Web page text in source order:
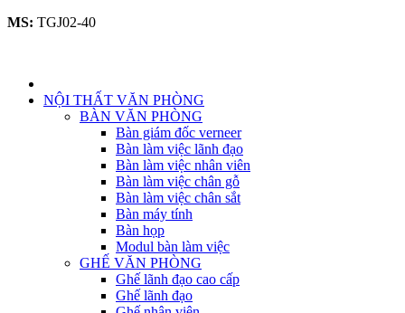
MS: TGJ02-40
NỘI THẤT VĂN PHÒNG
BÀN VĂN PHÒNG
Bàn giám đốc verneer
Bàn làm việc lãnh đạo
Bàn làm việc nhân viên
Bàn làm việc chân gỗ
Bàn làm việc chân sắt
Bàn máy tính
Bàn họp
Modul bàn làm việc
GHẾ VĂN PHÒNG
Ghế lãnh đạo cao cấp
Ghế lãnh đạo